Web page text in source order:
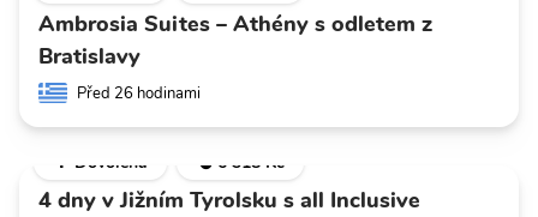
Ambrosia Suites – Athény s odletem z
Bratislavy
Před 26 hodinami
🌴 Dovolená 💣 6 318 Kč
4 dny v Jižním Tyrolsku s all Inclusive